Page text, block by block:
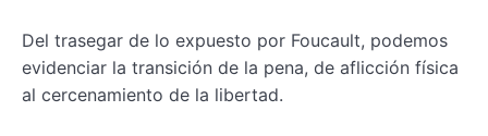
Del trasegar de lo expuesto por Foucault, podemos
evidenciar la transición de la pena, de aflicción física
al cercenamiento de la libertad.